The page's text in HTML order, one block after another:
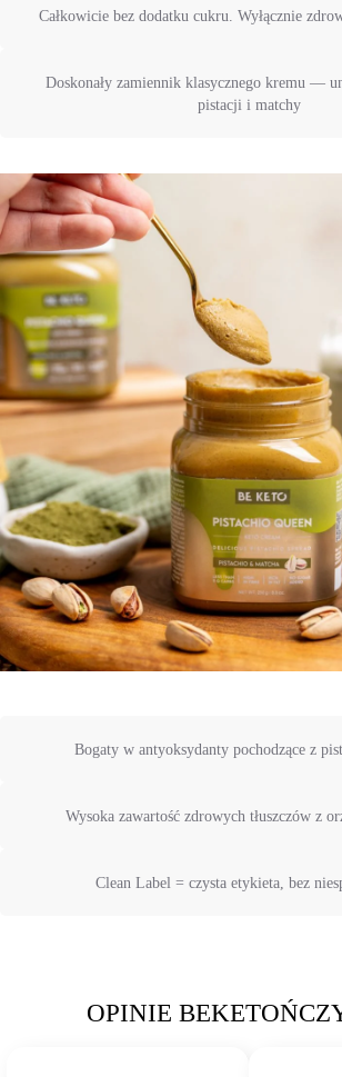
Całkowicie bez dodatku cukru. Wyłącznie
Doskonały zamiennik klasycznego kremu —
pistacji i matchy
Bogaty w antyoksydanty pochodzące z
Wysoka zawartość zdrowych tłuszczów z
Clean Label = czysta etykieta, bez
OPINIE